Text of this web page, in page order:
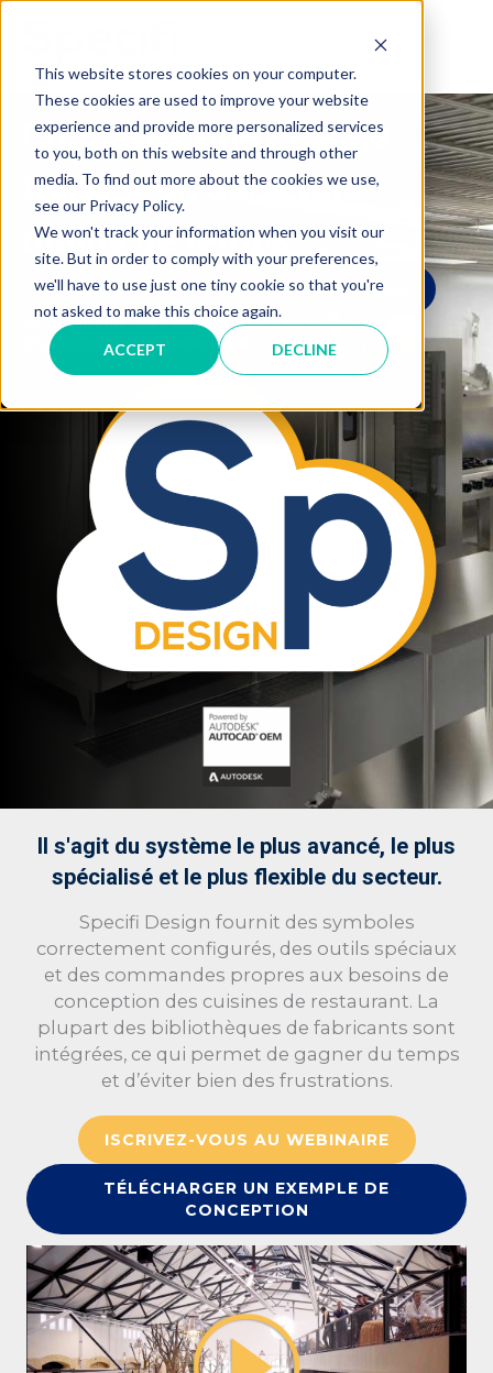
This website stores cookies on your computer.
These cookies are used to improve your website
experience and provide more personalized services
to you, both on this website and through other
media. To find out more about the cookies we use,
see our Privacy Policy.
We won't track your information when you visit our
site. But in order to comply with your preferences,
we'll have to use just one tiny cookie so that you're
not asked to make this choice again.
ACCEPT DECLINE
content
Concevez une cuisine
traiteur en deux fois
moins de temps
ESSAI GRATUIT DE SPECIFI DESIGN
Sp Design Plus (avec AuoCAD OEM) n’est actuellement
disponible qu’en langue anglaise.
Il s'agit du système le plus avancé, le plus
spécialisé et le plus flexible du secteur.
Specifi Design fournit des symboles
correctement configurés, des outils spéciaux
et des commandes propres aux besoins de
conception des cuisines de restaurant. La
plupart des bibliothèques de fabricants sont
intégrées, ce qui permet de gagner du temps
et d’éviter bien des frustrations.
ISCRIVEZ-VOUS AU WEBINAIRE
TÉLÉCHARGER UN EXEMPLE DE
CONCEPTION